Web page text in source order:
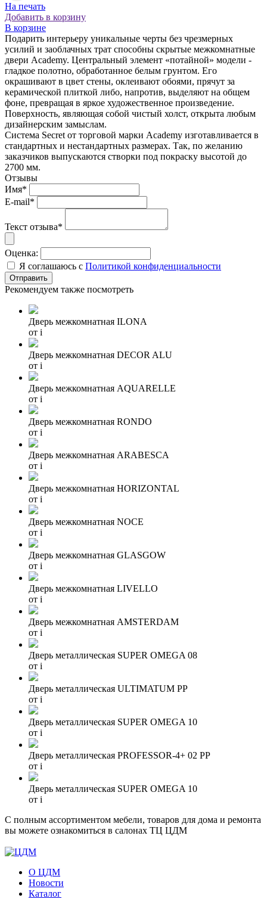
На печать
Добавить в корзину
В корзине
Подарить интерьеру уникальные черты без чрезмерных
усилий и заоблачных трат способны скрытые межкомнатные
двери Academy. Центральный элемент «потайной» модели -
гладкое полотно, обработанное белым грунтом. Его
окрашивают в цвет стены, оклеивают обоями, прячут за
керамической плиткой либо, напротив, выделяют на общем
фоне, превращая в яркое художественное произведение.
Поверхность, являющая собой чистый холст, открыта любым
дизайнерским замыслам.
Система Secret от торговой марки Academy изготавливается в
стандартных и нестандартных размерах. Так, по желанию
заказчиков выпускаются створки под покраску высотой до
2700 мм.
Отзывы
Имя*
E-mail*
Текст отзыва*
Оценка:
Я соглашаюсь с Политикой конфиденциальности
Рекомендуем также посмотреть
Дверь межкомнатная ILONA
от i
Дверь межкомнатная DECOR ALU
от i
Дверь межкомнатная AQUARELLE
от i
Дверь межкомнатная RONDO
от i
Дверь межкомнатная ARABESCA
от i
Дверь межкомнатная HORIZONTAL
от i
Дверь межкомнатная NOCE
от i
Дверь межкомнатная GLASGOW
от i
Дверь межкомнатная LIVELLO
от i
Дверь межкомнатная AMSTERDAM
от i
Дверь металлическая SUPER OMEGA 08
от i
Дверь металлическая ULTIMATUM PP
от i
Дверь металлическая SUPER OMEGA 10
от i
Дверь металлическая PROFESSOR-4+ 02 PP
от i
Дверь металлическая SUPER OMEGA 10
от i
С полным ассортиментом мебели, товаров для дома и ремонта
вы можете ознакомиться в салонах ТЦ ЦДМ
О ЦДМ
Новости
Каталог